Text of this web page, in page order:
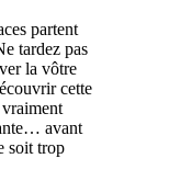
partent
tardez pas
la vôtre
cette
avant
soit trop